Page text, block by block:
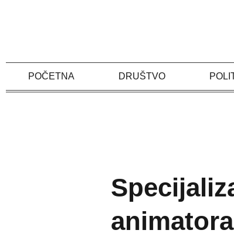
POČETNA DRUŠTVO